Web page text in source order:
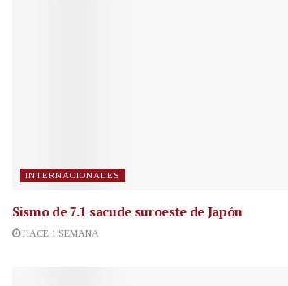
INTERNACIONALES
Sismo de 7.1 sacude suroeste de Japón
HACE 1 SEMANA